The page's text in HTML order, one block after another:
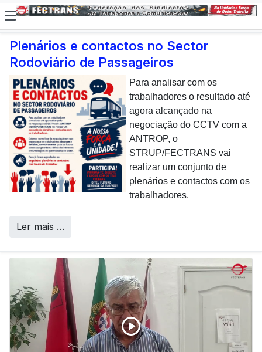
Plenários e contactos no Sector
Rodoviário de Passageiros
Para analisar com os
trabalhadores o resultado até
agora alcançado na
negociação do CCTV com a
ANTROP, o
STRUP/FECTRANS vai
realizar um conjunto de
plenários e contactos com os
trabalhadores.
Ler mais …
E não posso […] deixar de
dar uma nota de
agradecimento aos
colaboradores da CP que,
todos os dias, enfrentam com
sucesso os desafios
operacionais de manutenção
inerentes a uma frota tão
envelhecida.
Call Centers